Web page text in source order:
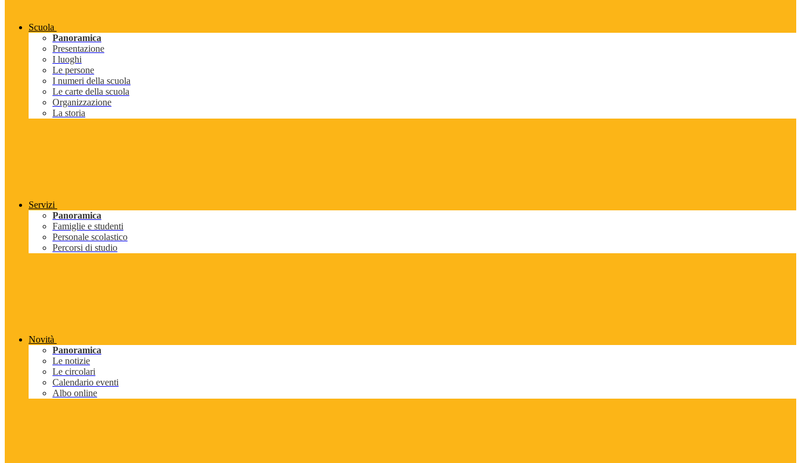
Scuola
Panoramica
Presentazione
I luoghi
Le persone
I numeri della scuola
Le carte della scuola
Organizzazione
La storia
Servizi
Panoramica
Famiglie e studenti
Personale scolastico
Percorsi di studio
Novità
Panoramica
Le notizie
Le circolari
Calendario eventi
Albo online